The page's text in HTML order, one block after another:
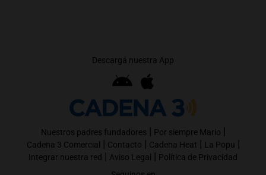
Descargá nuestra App
Nuestros padres fundadores | Por siempre Mario |
Cadena 3 Comercial | Contacto | Cadena Heat | La Popu |
Integrar nuestra red | Aviso Legal | Política de Privacidad